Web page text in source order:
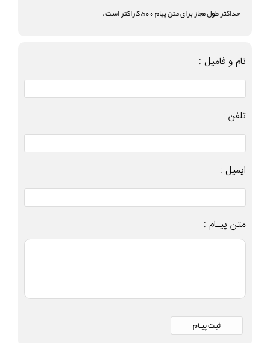
حداکثر طول مجاز برای متن پیام 500 کاراکتر است .
نام و فامیل :
تلفن :
ایمیل :
متن پیـام :